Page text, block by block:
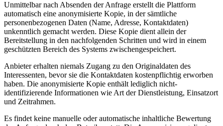
Unmittelbar nach Absenden der Anfrage erstellt die Plattform
automatisch eine anonymisierte Kopie, in der sämtliche
personenbezogenen Daten (Name, Adresse, Kontaktdaten)
unkenntlich gemacht werden. Diese Kopie dient allein der
Bereitstellung in den nachfolgenden Schritten und wird in einem
geschützten Bereich des Systems zwischengespeichert.
Anbieter erhalten niemals Zugang zu den Originaldaten des
Interessenten, bevor sie die Kontaktdaten kostenpflichtig erworben
haben. Die anonymisierte Kopie enthält lediglich nicht-
identifizierende Informationen wie Art der Dienstleistung, Einsatzort
und Zeitrahmen.
Es findet keine manuelle oder automatische inhaltliche Bewertung